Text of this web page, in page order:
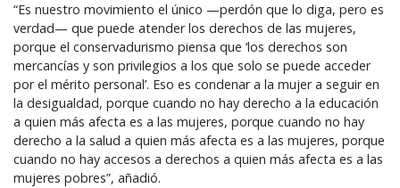
“Es nuestro movimiento el único —perdón que lo diga, pero es
verdad— que puede atender los derechos de las mujeres,
porque el conservadurismo piensa que ‘los derechos son
mercancías y son privilegios a los que solo se puede acceder
por el mérito personal’. Eso es condenar a la mujer a seguir en
la desigualdad, porque cuando no hay derecho a la educación
a quien más afecta es a las mujeres, porque cuando no hay
derecho a la salud a quien más afecta es a las mujeres, porque
cuando no hay accesos a derechos a quien más afecta es a las
mujeres pobres”, añadió.